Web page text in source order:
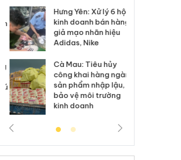
Hưng Yên: Xử lý 6 hộ
kinh doanh bán hàng
giả mạo nhãn hiệu
Adidas, Nike
Cà Mau: Tiêu hủy
công khai hàng ngàn
sản phẩm nhập lậu,
bảo vệ môi trường
kinh doanh